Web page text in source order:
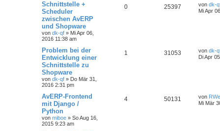
Schnittstelle +
Scheduler
zwischen AvERP
und Shopware
von dk-qf » Mi Apr 06,
2016 11:38 am
0 25397 von dk-
Mi Apr
Problem bei der
Entwicklung einer
Schnittstelle zu
Shopware
von dk-qf » Do Mär 31,
2016 2:31 pm
1 31053 von dk-
Di Apr
AvERP-Frontend
mit Django /
Python
von miboe » So Aug 16,
2015 9:23 am
4 50131 von
Mi Mär